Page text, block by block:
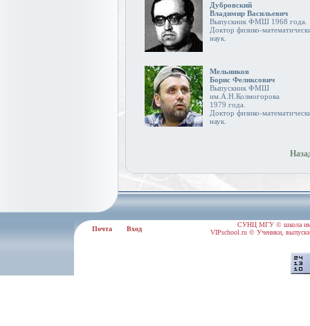
Дубровский
Владимир Васильевич
Выпускник ФМШ 1968 года.
Доктор физико-
наук.
Мельников
Борис Феликсович
Выпускник ФМШ
им.А.Н.Колмогорова
1979 года.
Доктор физико-
наук.
Почта Вход
СУНЦ МГУ © школа
VIPschool.ru © Ученики,